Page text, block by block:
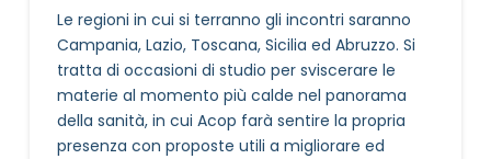
Le regioni in cui si terranno gli incontri saranno
Campania, Lazio, Toscana, Sicilia ed Abruzzo. Si
tratta di occasioni di studio per sviscerare le
materie al momento più calde nel panorama
della sanità, in cui Acop farà sentire la propria
presenza con proposte utili a migliorare ed